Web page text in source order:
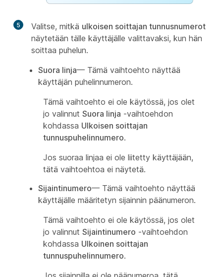
5 Valitse, mitkä ulkoisen soittajan tunnusnumerot
näytetään tälle käyttäjälle valittavaksi, kun hän
soittaa puhelun.
Suora linja— Tämä vaihtoehto näyttää
käyttäjän puhelinnumeron.
Tämä vaihtoehto ei ole käytössä, jos olet
jo valinnut Suora linja -vaihtoehdon
kohdassa Ulkoisen soittajan
tunnuspuhelinnumero.
Jos suoraa linjaa ei ole liitetty käyttäjään,
tätä vaihtoehtoa ei näytetä.
Sijaintinumero— Tämä vaihtoehto näyttää
käyttäjälle määritetyn sijainnin päänumeron.
Tämä vaihtoehto ei ole käytössä, jos olet
jo valinnut Sijaintinumero -vaihtoehdon
kohdassa Ulkoinen soittajan
tunnuspuhelinnumero.